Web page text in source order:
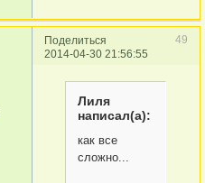
Поделиться
49
2014-04-30 21:56:55
Лиля
написал(а):
как все
сложно...